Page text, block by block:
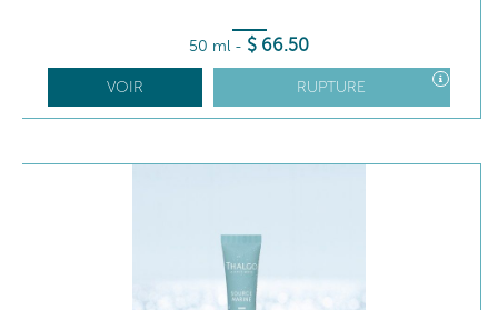
50 ml - $ 66.50
VOIR RUPTURE